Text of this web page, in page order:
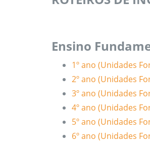
Ensino
1º ano (Unidades
2º ano (Unidades
3º ano (Unidades
4º ano (Unidades
5º ano (Unidades
6º ano (Unidades